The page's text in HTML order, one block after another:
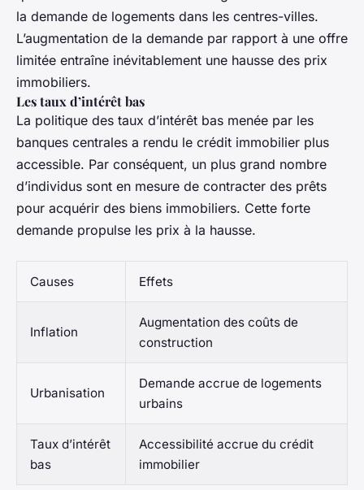
la demande de logements dans les centres-villes.
L’augmentation de la demande par rapport à une offre
limitée entraîne inévitablement une hausse des prix
immobiliers.
Les taux d’intérêt bas
La politique des taux d’intérêt bas menée par les
banques centrales a rendu le crédit immobilier plus
accessible. Par conséquent, un plus grand nombre
d’individus sont en mesure de contracter des prêts
pour acquérir des biens immobiliers. Cette forte
demande propulse les prix à la hausse.
Causes Effets
Inflation
Augmentation des coûts de
construction
Urbanisation
Demande accrue de logements
urbains
Taux d’intérêt
bas
Accessibilité accrue du crédit
immobilier